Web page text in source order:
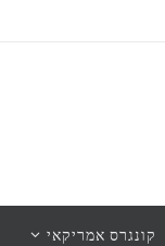
קונגרס אמריקאי